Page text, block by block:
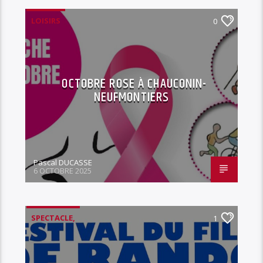
LOISIRS 0
OCTOBRE ROSE À CHAUCONIN-
NEUFMONTIERS
Pascal DUCASSE
6 OCTOBRE 2025
SPECTACLE, 1